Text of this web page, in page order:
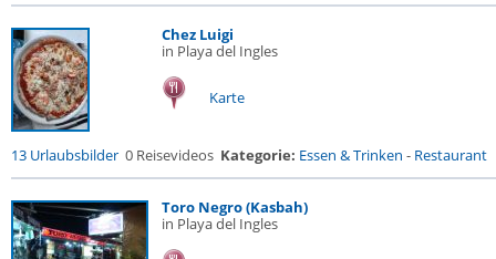
Chez Luigi
in Playa del Ingles
Karte
13 Urlaubsbilder 0 Reisevideos Kategorie: Essen & Trinken - Restaurant
Toro Negro (Kasbah)
in Playa del Ingles